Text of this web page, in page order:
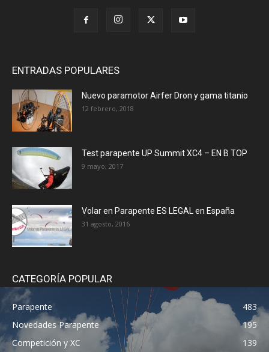
ENTRADAS POPULARES
Nuevo paramotor Airfer Dron y gama titanio
12 febrero, 2018
Test parapente UP Summit XC4 – EN B TOP
9 mayo, 2017
Volar en Parapente ES LEGAL en España
31 agosto, 2016
CATEGORÍA POPULAR
Parapente
483
Novedades Parapente
195
Competición y XC
139